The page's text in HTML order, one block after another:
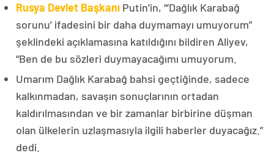
Rusya Devlet Başkanı Putin’in, “‘Dağlık Karabağ
sorunu’ ifadesini bir daha duymamayı umuyorum”
şeklindeki açıklamasına katıldığını bildiren Aliyev,
“Ben de bu sözleri duymayacağımı umuyorum.
Umarım Dağlık Karabağ bahsi geçtiğinde, sadece
kalkınmadan, savaşın sonuçlarının ortadan
kaldırılmasından ve bir zamanlar birbirine düşman
olan ülkelerin uzlaşmasıyla ilgili haberler duyacağız.”
dedi.